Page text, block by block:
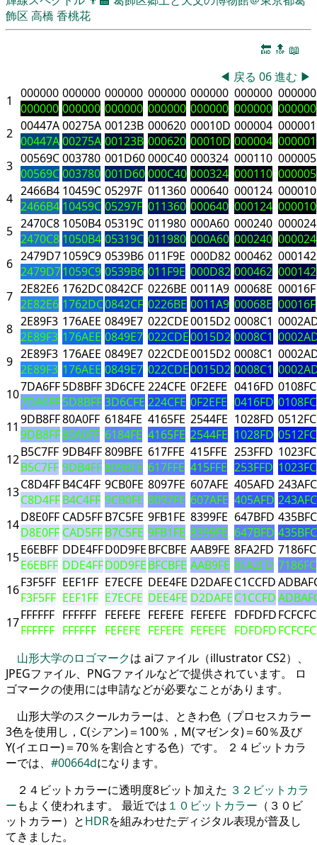
飾区 高橋 香桃花
🔚 🔝 📖
◀ 戻る 06進む ▶
1
000000
000000
000000
000000
000000
000000
000000
000000
000000
000000
000000
000000
000000
000000
2 00447A
00447A
00275A
00275A
00123B
00123B
000620
000620
00010D
00010D
000004
000004
000001
000001
3 00569C
00569C
003780
003780
001D60
001D60
000C40
000C40
000324
000324
000110
000110
000005
000005
4 2466B4
2466B4
10459C
10459C
05297F
05297F
011360
011360
000640
000640
000124
000124
000010
000010
5 2470C8
2470C8
1050B4
1050B4
05319C
05319C
011980
011980
000A60
000A60
000240
000240
000024
000024
6 2479D7
2479D7
1059C9
1059C9
0539B6
0539B6
011F9E
011F9E
000D82
000D82
000462
000462
000142
000142
7 2E82E6
2E82E6
1762DC
1762DC
0842CF
0842CF
0226BE
0226BE
0011A9
0011A9
00068E
00068E
00016F
00016F
8 2E89F3
2E89F3
176AEE
176AEE
0849E7
0849E7
022CDE
022CDE
0015D2
0015D2
0008C1
0008C1
9 2E89F3
2E89F3
176AEE
176AEE
0849E7
0849E7
022CDE
022CDE
0015D2
0015D2
0008C1
0008C1
107DA6FF
7DA6FF
5D8BFF
5D8BFF
3D6CFE
3D6CFE
224CFE
224CFE
0F2EFE
0F2EFE
0416FD
0416FD
0108FC
0108FC
11 9DB8FF
9DB8FF
80A0FF
80A0FF
6184FE
6184FE
4165FE
4165FE
2544FE
2544FE
1028FD
1028FD
0512FC
0512FC
12B5C7FF
B5C7FF
9DB4FF
9DB4FF
809BFE
809BFE
617FFE
617FFE
415FFE
415FFE
253FFD
253FFD
1023FC
1023FC
13C8D4FF
C8D4FF
B4C4FF
B4C4FF
9CB0FE
9CB0FE
8097FE
8097FE
607AFE
607AFE
405AFD
405AFD
243AFC
243AFC
14D8E0FF
D8E0FF
CAD5FF
CAD5FF
B7C5FE
B7C5FE
9FB1FE
9FB1FE
8399FE
8399FE
647BFD
647BFD
435BFC
435BFC
15E6EBFF
E6EBFF
DDE4FF
DDE4FF
D0D9FE
D0D9FE
BFCBFE
BFCBFE
AAB9FE
AAB9FE
8FA2FD
8FA2FD
7186FC
7186FC
16F3F5FF
F3F5FF
EEF1FF
EEF1FF
E7ECFE
E7ECFE
DEE4FE
DEE4FE
D2DAFE
D2DAFE
C1CCFD
C1CCFD
17FFFFFF
FFFFFF
FFFFFF
FFFFFF
FEFEFE
FEFEFE
FEFEFE
FEFEFE
FEFEFE
FEFEFE
FDFDFD
FDFDFD
FCFCFC
FCFCFC
山形大学のロゴマークは aiファイル（illustrator CS2）、
JPEGファイル、PNGファイルなどで提供されています。 ロ
ゴマークの使用には申請などが必要なことがあります。
山形大学のスクールカラーは、ときわ色（プロセスカラー
3色を使用し，C(シアン)＝100％，M(マゼンタ)＝60％及び
Y(イエロー)＝70％を割合とする色）です。 ２４ビットカラ
ーでは、 #00664dになります。
２４ビットカラーに透明度8ビット加えた ３２ビットカラ
ーもよく使われます。 最近では １０ビットカラー （３０ビ
ットカラー）とHDRを組みわせたディジタル表現が普及し
てきました。